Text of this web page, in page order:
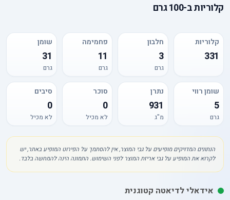
קלוריותב-100 גרם
קלוריות
331
חלבון
3
גרם
פחמימה
11
גרם
שומן
31
גרם
שומן רווי
5
גרם
נתרן
931
מ"ג
סוכר
0
לא מכיל
סיבים
0
לא מכיל
הנתונים המדויקים מופיעים על גבי המוצר, אין להסתמך על הפירוט המופיע באתר, יש
לקרוא את המופיע על גבי אריזת המוצר לפני השימוש. התמונה הינה להמחשה בלבד.
אידאלי לדיאטה קטוגנית